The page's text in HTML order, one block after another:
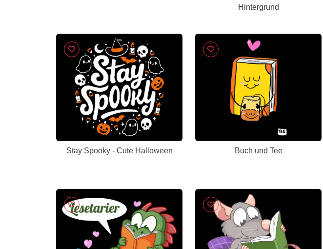
Hintergrund
Stay Spooky - Cute Halloween Buch und Tee